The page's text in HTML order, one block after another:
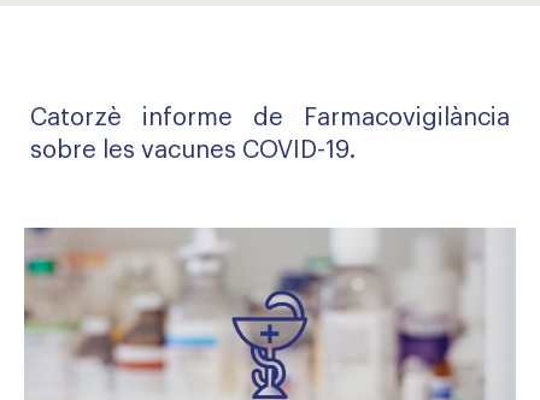
Catorzè informe de Farmacovigilància
sobre les vacunes COVID-19.